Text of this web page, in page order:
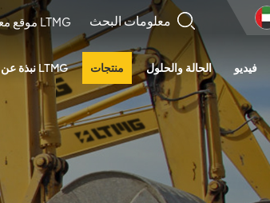
موقع معدات مناولة المواد LTMG
نبذة عن LTMG منتجات الحالة والحلول فيديو